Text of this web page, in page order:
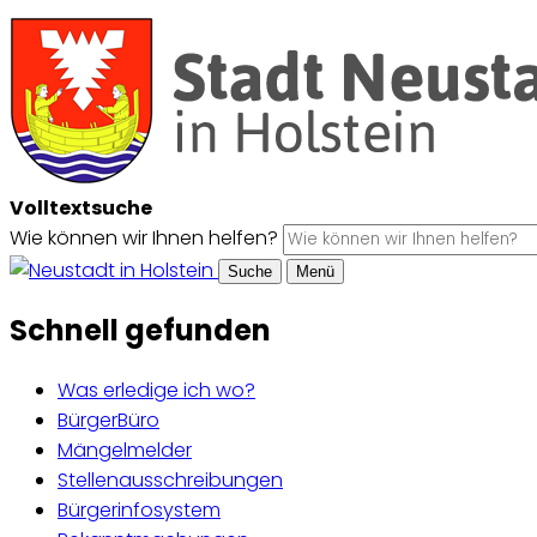
Volltextsuche
Wie können wir Ihnen helfen?
Suche
Menü
Schnell gefunden
Was erledige ich wo?
BürgerBüro
Mängelmelder
Stellenausschreibungen
Bürgerinfosystem